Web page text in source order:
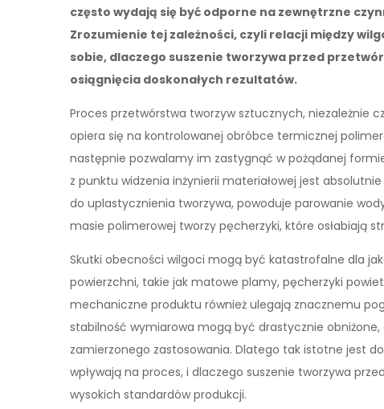
często wydają się być odporne na zewnętrzne
Zrozumienie tej zależności, czyli relacji między
sobie, dlaczego suszenie tworzywa przed
osiągnięcia doskonałych rezultatów.
Proces przetwórstwa tworzyw sztucznych, niezależnie
opiera się na kontrolowanej obróbce termicznej
następnie pozwalamy im zastygnąć w pożądanej
z punktu widzenia inżynierii materiałowej jest
do uplastycznienia tworzywa, powoduje parowanie
masie polimerowej tworzy pęcherzyki, które osłabiają
Skutki obecności wilgoci mogą być katastrofalne dla
powierzchni, takie jak matowe plamy, pęcherzyki
mechaniczne produktu również ulegają znacznemu
stabilność wymiarowa mogą być drastycznie
zamierzonego zastosowania. Dlatego tak istotne jest
wpływają na proces, i dlaczego suszenie tworzywa
wysokich standardów produkcji.